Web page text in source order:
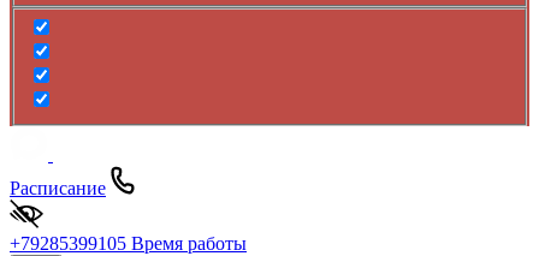
Расписание
+79285399105 Время работы